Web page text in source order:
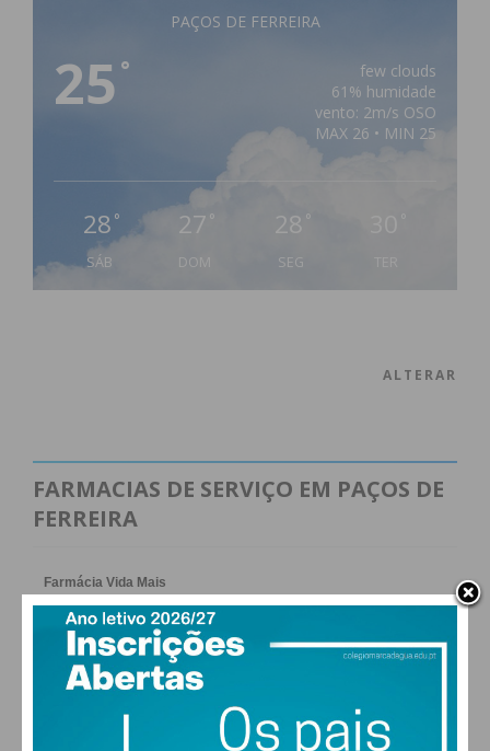
PAÇOS DE FERREIRA
25 °
few clouds
61% humidade
vento: 2m/s OSO
MAX 26 • MIN 25
28 °
SÁB
27 °
DOM
28 °
SEG
ALTERAR
FARMACIAS DE SERVIÇO EM PAÇOS DE
FERREIRA